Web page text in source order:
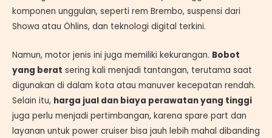
komponen unggulan, seperti rem Brembo, suspensi dari
Showa atau Öhlins, dan teknologi digital terkini.
Namun, motor jenis ini juga memiliki kekurangan. Bobot
yang berat sering kali menjadi tantangan, terutama saat
digunakan di dalam kota atau manuver kecepatan rendah.
Selain itu, harga jual dan biaya perawatan yang tinggi
juga perlu menjadi pertimbangan, karena spare part dan
layanan untuk power cruiser bisa jauh lebih mahal dibanding